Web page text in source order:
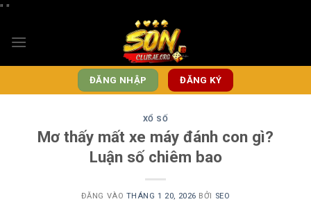
" "
nội
ĐĂNG NHẬP ĐĂNG KÝ
XỔ SỐ
Mơ thấy mất xe máy đánh con gì?
Luận số chiêm bao
ĐĂNG VÀO THÁNG 1 20, 2026 BỞI SEO